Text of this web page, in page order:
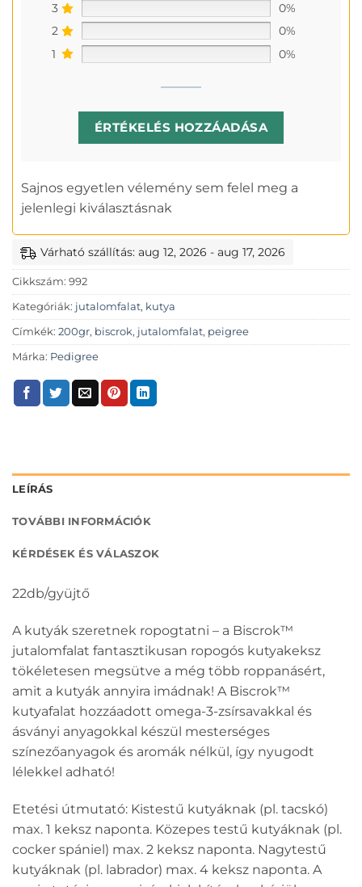
3
0%
2
0%
1
0%
ÉRTÉKELÉS HOZZÁADÁSA
Sajnos egyetlen vélemény sem felel meg a
jelenlegi kiválasztásnak
Várható szállítás: aug 12, 2026 - aug 17, 2026
Cikkszám: 992
Kategóriák: jutalomfalat, kutya
Címkék: 200gr, biscrok, jutalomfalat, peigree
Márka: Pedigree
LEÍRÁS
TOVÁBBI INFORMÁCIÓK
KÉRDÉSEK ÉS VÁLASZOK
22db/gyüjtő
A kutyák szeretnek ropogtatni – a Biscrok™
jutalomfalat fantasztikusan ropogós kutyakeksz
tökéletesen megsütve a még több roppanásért,
amit a kutyák annyira imádnak! A Biscrok™
kutyafalat hozzáadott omega-3-zsírsavakkal és
ásványi anyagokkal készül mesterséges
színezőanyagok és aromák nélkül, így nyugodt
lélekkel adható!
Etetési útmutató: Kistestű kutyáknak (pl. tacskó)
max. 1 keksz naponta. Közepes testű kutyáknak (pl.
cocker spániel) max. 2 keksz naponta. Nagytestű
kutyáknak (pl. labrador) max. 4 keksz naponta. A